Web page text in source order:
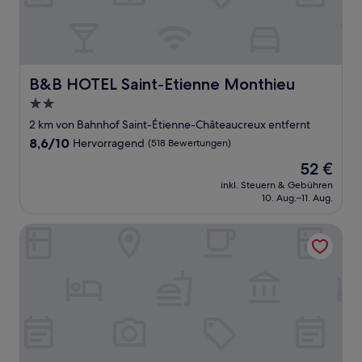
B&B HOTEL Saint-Etienne Monthieu
B&B HOTEL Saint-Etienne Monthieu
2.0-
Sterne-
Unterkunft
2 km von Bahnhof Saint-Étienne-Châteaucreux entfernt
8.6
8,6/10 Hervorragend (518 Bewertungen)
Der
Preis
beträgt
52 €
inkl. Steuern & Gebühren
10. Aug.–11. Aug.